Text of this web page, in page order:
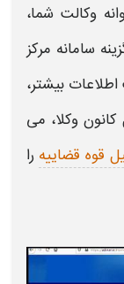
وکالت شما،
سامانه مرکز
بیشتر،
وکلا، می
قوه قضاییه را